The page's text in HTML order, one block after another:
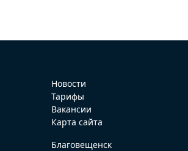
Новости
Тарифы
Вакансии
Карта сайта
Благовещенск